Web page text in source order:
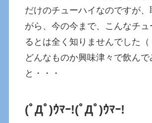
だけのチューハイなのですが、
がら、今の今まで、こんなチュ
るとは全く知りませんでした（
どんなものか興味津々で飲んで
と・・・
(ﾟДﾟ)ｳﾏｰ!(ﾟДﾟ)ｳﾏｰ!